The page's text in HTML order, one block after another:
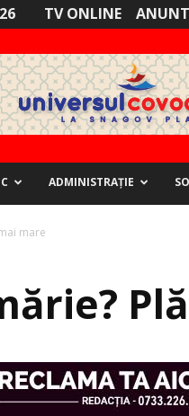
TV ONLINE
ADMINISTRAȚIE
mare